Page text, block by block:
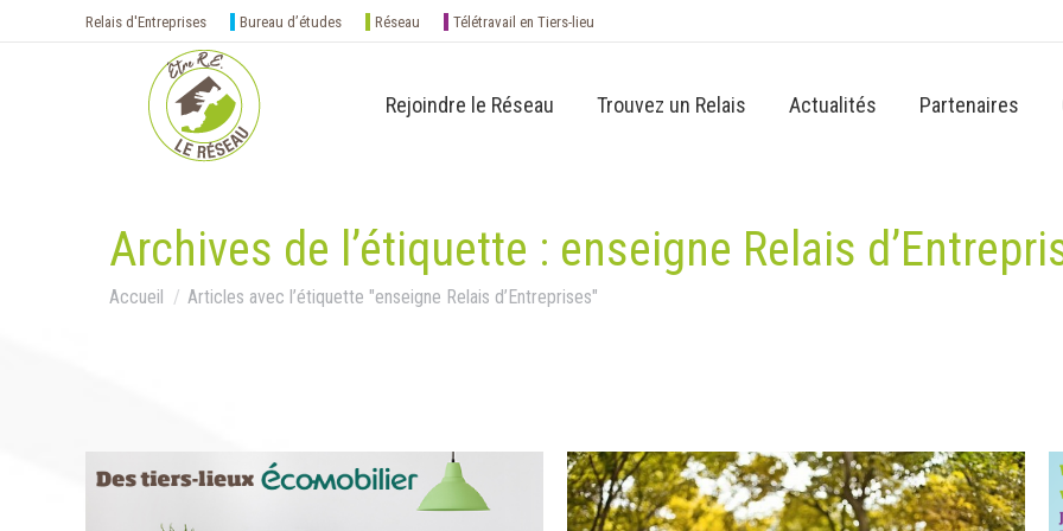
Relais d'Entreprises Bureau d’études Réseau Télétravail en Tiers-lieu
Rejoindre le Réseau Trouvez un Relais Actualités Partenaires
Archives de l’étiquette : enseigne Relais
Vous êtes ici :
Accueil Articles avec l’étiquette "enseigne Relais d’Entreprises"